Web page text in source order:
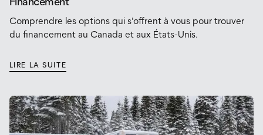
Comprendre les options qui s'offrent à vous pour trouver
du financement au Canada et aux États-Unis.
LIRE LA SUITE